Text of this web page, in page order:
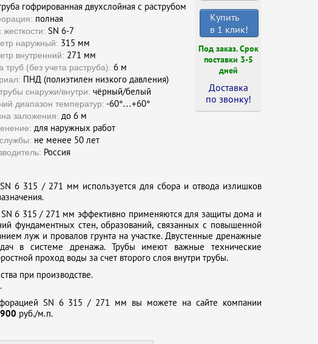
гофрированная двухслойная с раструбом
полная
жесткости: SN 6-7
наружный: 315 мм
внутренний: 271 мм
труб (без учета раструба): 6 м
ПНД (полиэтилен низкого давления)
снаружи/внутри: чёрный/белый
диапазон температур: -60°…+60°
заложения: до 6 м
для наружных работ
не менее 50 лет
Россия
Купить
в 1 клик!
Под заказ. Срок
поставки 3-5
дней
Доставка
по звонку !
6 315 / 271 мм используется для сбора и отвода излишков
6 315 / 271 мм эффективно применяются для защиты дома и
фундаментных стен, образований, связанных с повышенной
луж и провалов грунта на участке. Двустенные дренажные
в системе дренажа. Трубы имеют важные технические
проход воды за счет второго слоя внутри трубы.
при производстве.
SN 6 315 / 271 мм вы можете на сайте компании
руб./м.п.